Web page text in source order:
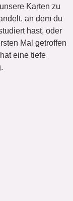
Karten zu
an dem du
hast, oder
Mal getroffen
eine tiefe